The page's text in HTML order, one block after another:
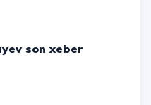
son xeber